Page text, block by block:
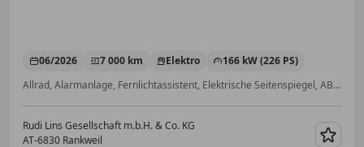
06/2026 7 000 km Elektro
166 kW (226 PS)
Allrad, Alarmanlage, Fernlichtassistent, Elektrische Seitenspiegel, ABS, Berganfahrassistent, Radio, Elektrische Heckklappe
Rudi Lins Gesellschaft m.b.H. & Co. KG
AT-6830 Rankweil